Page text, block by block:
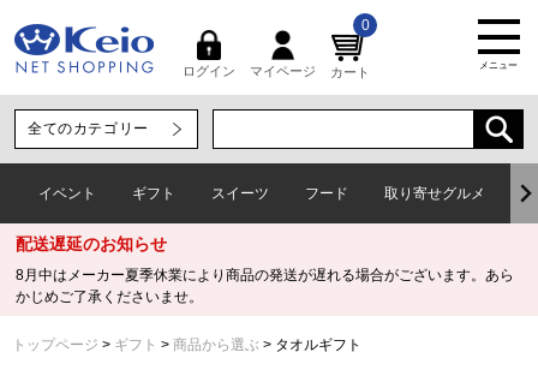
ログイン マイページ カート
0
メニュー
イベント ギフト スイーツ フード 取り寄せグルメ
配送遅延のお知らせ
8月中はメーカー夏季休業により商品の発送が遅れる場合がございます。あら
かじめご了承くださいませ。
トップページ ギフト 商品から選ぶ タオルギフト